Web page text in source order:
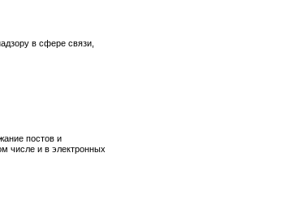
в сфере связи,
постов и
числе и в электронных